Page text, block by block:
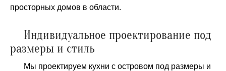
просторных домов в области.
Индивидуальное проектирование под
размеры и стиль
Мы проектируем кухни с островом под размеры и